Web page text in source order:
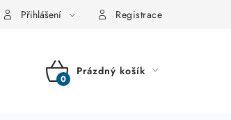
Přihlášení Registrace
NÁKUPNÍ
Prázdný košík